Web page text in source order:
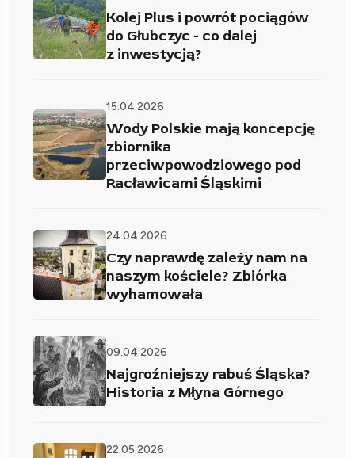
Kolej Plus i powrót pociągów
do Głubczyc - co dalej
z inwestycją?
15.04.2026
Wody Polskie mają koncepcję
zbiornika
przeciwpowodziowego pod
Racławicami Śląskimi
24.04.2026
Czy naprawdę zależy nam na
naszym kościele? Zbiórka
wyhamowała
09.04.2026
Najgroźniejszy rabuś Śląska?
Historia z Młyna Górnego
22.05.2026